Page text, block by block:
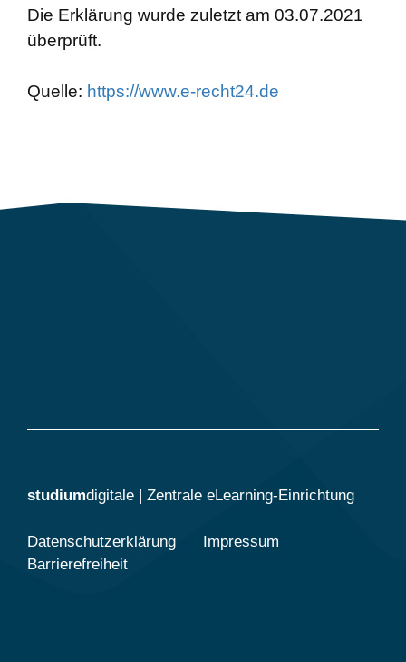
Die Erklärung wurde zuletzt am 03.07.2021
überprüft.
Quelle: https://www.e-recht24.de
studiumdigitale | Zentrale eLearning-Einrichtung
Datenschutzerklärung
Impressum
Barrierefreiheit